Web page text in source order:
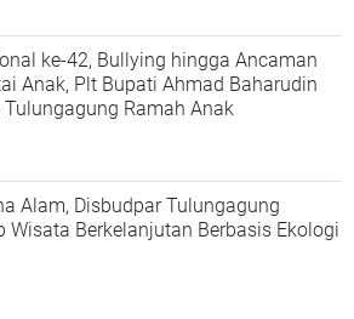
ke-42, Bullying hingga Ancaman
Anak, Plt Bupati Ahmad Baharudin
Ramah Anak
Alam, Disbudpar Tulungagung
Wisata Berkelanjutan Berbasis Ekologi